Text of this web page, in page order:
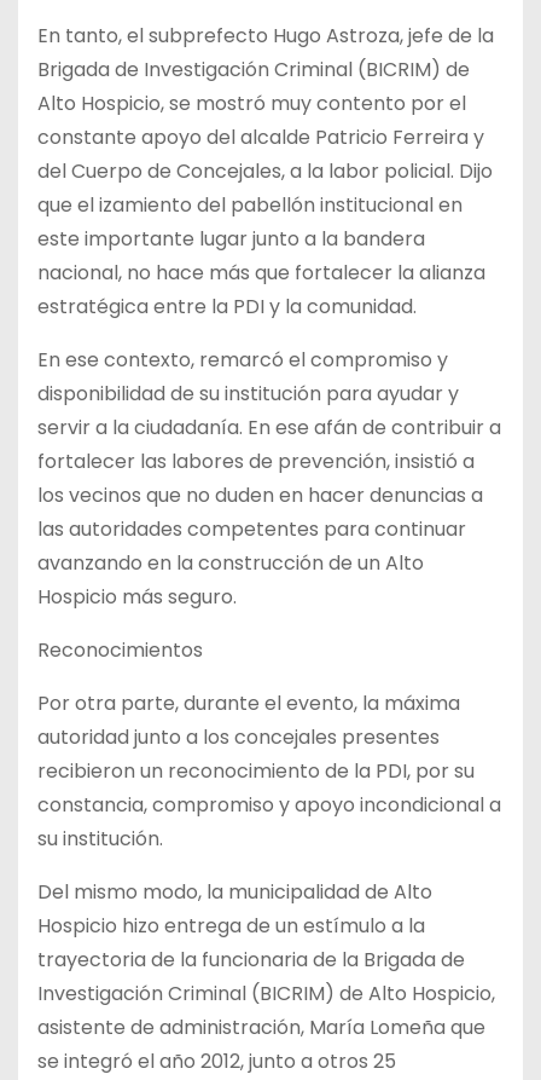
En tanto, el subprefecto Hugo Astroza, jefe de la
Brigada de Investigación Criminal (BICRIM) de
Alto Hospicio, se mostró muy contento por el
constante apoyo del alcalde Patricio Ferreira y
del Cuerpo de Concejales, a la labor policial. Dijo
que el izamiento del pabellón institucional en
este importante lugar junto a la bandera
nacional, no hace más que fortalecer la alianza
estratégica entre la PDI y la comunidad.
En ese contexto, remarcó el compromiso y
disponibilidad de su institución para ayudar y
servir a la ciudadanía. En ese afán de contribuir a
fortalecer las labores de prevención, insistió a
los vecinos que no duden en hacer denuncias a
las autoridades competentes para continuar
avanzando en la construcción de un Alto
Hospicio más seguro.
Reconocimientos
Por otra parte, durante el evento, la máxima
autoridad junto a los concejales presentes
recibieron un reconocimiento de la PDI, por su
constancia, compromiso y apoyo incondicional a
su institución.
Del mismo modo, la municipalidad de Alto
Hospicio hizo entrega de un estímulo a la
trayectoria de la funcionaria de la Brigada de
Investigación Criminal (BICRIM) de Alto Hospicio,
asistente de administración, María Lomeña que
se integró el año 2012, junto a otros 25